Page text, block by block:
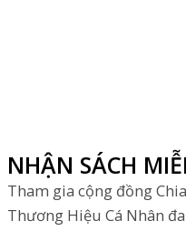
NHẬN SÁCH
Tham gia cộng đồng
Thương Hiệu Cá Nhân